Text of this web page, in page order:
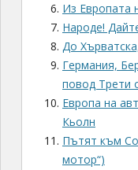
Из Европата
Народе!
До
Германия,
повод Трети
Европа на
Кьолн
Пътят към
мотор“)